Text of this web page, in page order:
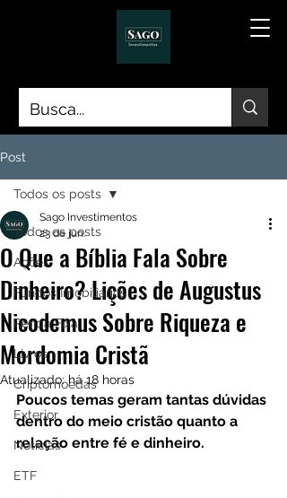
Post
Todos os posts
Ações
Fundos Imobiliários
Renda Fixa
Livros
Criptomoedas
Exterior
Notícias
ETF
Todos os posts
O Que a Bíblia Fala Sobre
Dinheiro? Lições de Augustus
Nicodemus Sobre Riqueza e
Mordomia Cristã
Sago Investimentos
23 de jun.
Atualizado:há 18 horas
Poucos temas geram tantas dúvidas
dentro do meio cristão quanto a
relação entre fé e dinheiro.